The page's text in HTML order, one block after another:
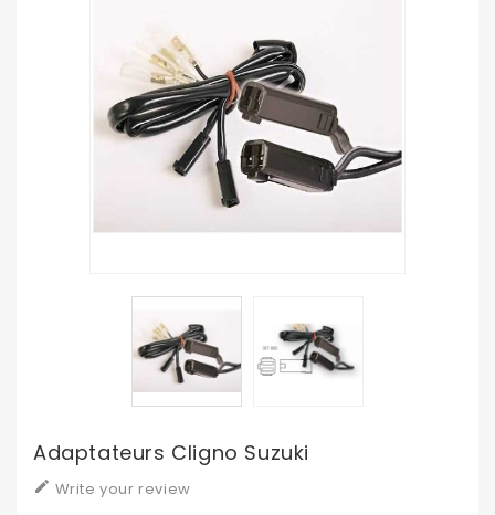
Adaptateurs Cligno Suzuki
 Write your review